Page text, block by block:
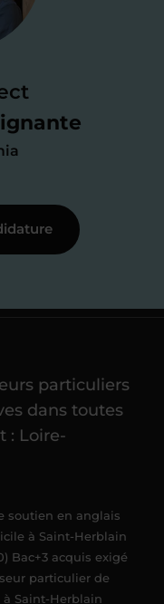
(et pouvoir
et
chargé de
mon
jours
particuliers
dans toutes
: Loire-
soutien en anglais
à Saint-Herblain
Bac+3 acquis exigé
particulier de
à Saint-Herblain